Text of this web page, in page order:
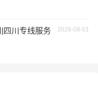
的支持，我们将为客户
2026-08-01
四川专线服务